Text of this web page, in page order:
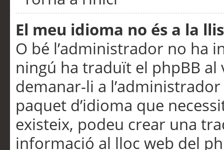
El meu idioma no és a la
O bé l’administrador no ha
ningú ha traduït el phpBB
demanar-li a
paquet d’idioma que
existeix, podeu crear una
informació al lloc web del